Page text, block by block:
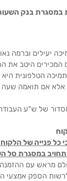
במסגרת בנק
יעילים וברמה
המכירים היטב את
בלבד אלא אם תואמה
מסדור של ש"ע
כל פנייה של
במסגרת סל
מראש עם
הספק אמצעי